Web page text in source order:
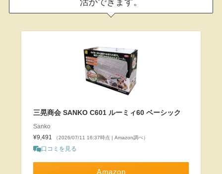
活ができます。
三晃商会 SANKO C601 ルーミィ60 ベーシック
Sanko
¥9,491
（2026/07/11 16:37時点 | Amazon調べ）
口コミを見る
Amazon